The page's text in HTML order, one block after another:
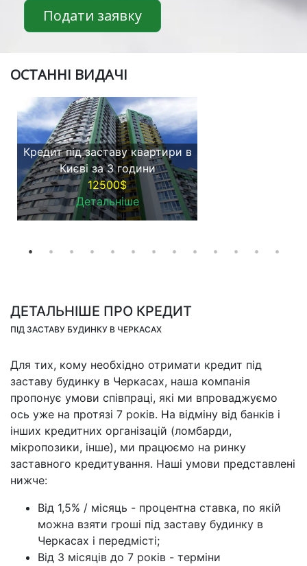
Подати заявку
ОСТАННІ ВИДАЧІ
Кредит під заставу квартири в
Києві за 3 години
12500$
Детальніше
ДЕТАЛЬНІШЕ ПРО КРЕДИТ
ПІД ЗАСТАВУ БУДИНКУ В ЧЕРКАСАХ
Для тих, кому необхідно отримати кредит під
заставу будинку в Черкасах, наша компанія
пропонує умови співпраці, які ми впроваджуємо
ось уже на протязі 7 років. На відміну від банків і
інших кредитних організацій (ломбарди,
мікропозики, інше), ми працюємо на ринку
заставного кредитування. Наші умови представлені
нижче:
Від 1,5% / місяць - процентна ставка, по якій
можна взяти гроші під заставу будинку в
Черкасах і передмісті;
Від 3 місяців до 7 років - терміни